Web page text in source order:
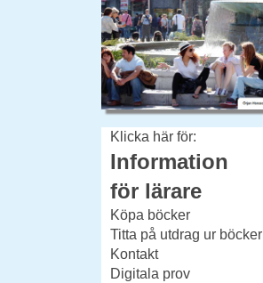
Klicka här för:
Information
för lärare
Köpa böcker
Titta på utdrag ur böcker
Kontakt
Digitala prov